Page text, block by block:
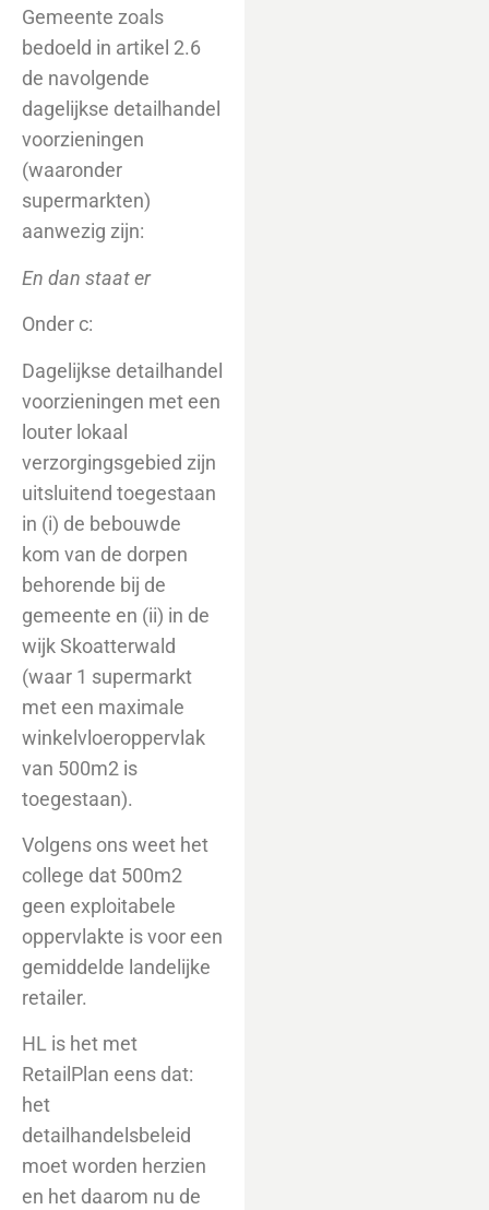
Gemeente zoals
bedoeld in artikel 2.6
de navolgende
dagelijkse detailhandel
voorzieningen
(waaronder
supermarkten)
aanwezig zijn:
En dan staat er
Onder c:
Dagelijkse detailhandel
voorzieningen met een
louter lokaal
verzorgingsgebied zijn
uitsluitend toegestaan
in (i) de bebouwde
kom van de dorpen
behorende bij de
gemeente en (ii) in de
wijk Skoatterwald
(waar 1 supermarkt
met een maximale
winkelvloeroppervlak
van 500m2 is
toegestaan).
Volgens ons weet het
college dat 500m2
geen exploitabele
oppervlakte is voor een
gemiddelde landelijke
retailer.
HL is het met
RetailPlan eens dat:
het
detailhandelsbeleid
moet worden herzien
en het daarom nu de